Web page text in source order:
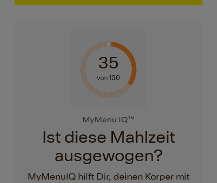
35
von 100
MyMenu IQ™
Ist diese Mahlzeit
ausgewogen?
MyMenuIQ hilft Dir, deinen Körper mit